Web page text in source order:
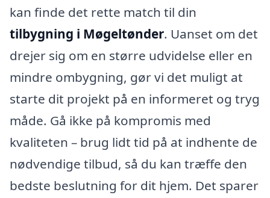
kan finde det rette match til din
tilbygning i Møgeltønder. Uanset om det
drejer sig om en større udvidelse eller en
mindre ombygning, gør vi det muligt at
starte dit projekt på en informeret og tryg
måde. Gå ikke på kompromis med
kvaliteten – brug lidt tid på at indhente de
nødvendige tilbud, så du kan træffe den
bedste beslutning for dit hjem. Det sparer